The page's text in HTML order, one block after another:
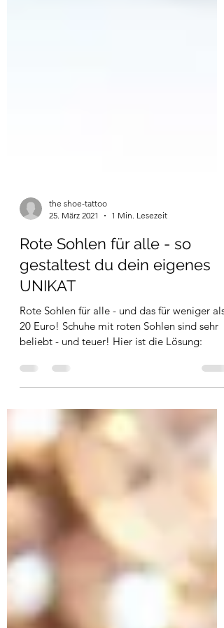
25. März 2021
1 Min. Lesezeit
Rote Sohlen für alle - so
gestaltest du dein eigenes
UNIKAT
Rote Sohlen für alle - und das für weniger als
beliebt - und teuer! Hier ist die Lösung: